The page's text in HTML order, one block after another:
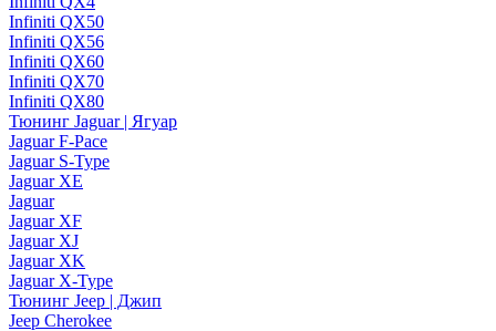
Infiniti QX50
Infiniti QX56
Infiniti QX60
Infiniti QX70
Infiniti QX80
Тюнинг Jaguar | Ягуар
Jaguar F-Pace
Jaguar S-Type
Jaguar XE
Jaguar
Jaguar XF
Jaguar XJ
Jaguar XK
Jaguar X-Type
Тюнинг Jeep | Джип
Jeep Cherokee